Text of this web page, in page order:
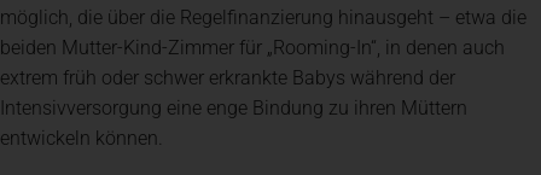
möglich, die über die Regelfinanzierung hinausgeht – etwa die
beiden Mutter-Kind-Zimmer für „Rooming-In“, in denen auch
extrem früh oder schwer erkrankte Babys während der
Intensivversorgung eine enge Bindung zu ihren Müttern
entwickeln können.